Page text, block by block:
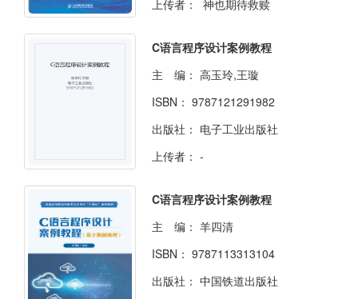
上传者：
神也期待救赎
C语言程序设计案例教程
主 编： 高玉玲,王璇
ISBN： 9787121291982
出版社： 电子工业出版社
上传者： -
C语言程序设计案例教程
主 编： 羊四清
ISBN： 9787113313104
出版社： 中国铁道出版社